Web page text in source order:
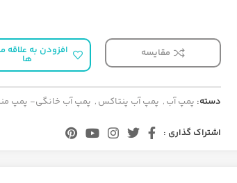
مقایسه افزودن به علاقه
ها
دسته: پمپ آب , پمپ آب پنتاکس , پمپ آب خانگی- پمپ
اشتراک گذاری :